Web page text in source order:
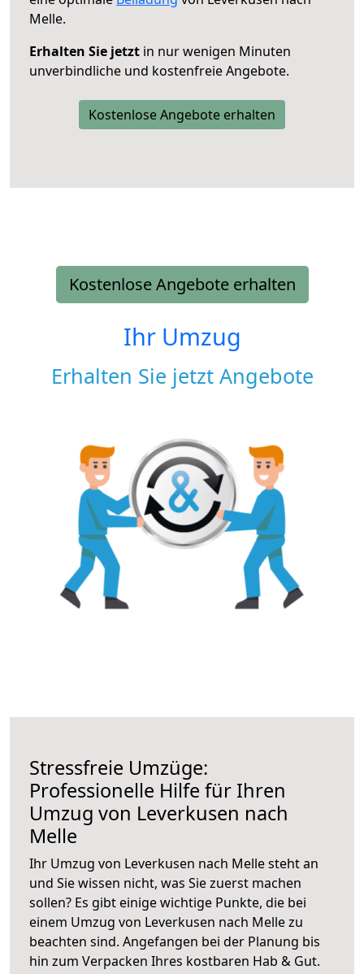
Melle.
Erhalten Sie jetzt in nur wenigen Minuten
unverbindliche und kostenfreie Angebote.
Kostenlose Angebote erhalten
Kostenlose Angebote erhalten
Ihr Umzug
Erhalten Sie jetzt Angebote
Stressfreie Umzüge:
Professionelle Hilfe für Ihren
Umzug von Leverkusen nach
Melle
Ihr Umzug von Leverkusen nach Melle steht an
und Sie wissen nicht, was Sie zuerst machen
sollen? Es gibt einige wichtige Punkte, die bei
einem Umzug von Leverkusen nach Melle zu
beachten sind. Angefangen bei der Planung bis
hin zum Verpacken Ihres kostbaren Hab & Gut.